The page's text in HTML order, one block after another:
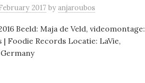
2017 by anjaroubos
Beeld: Maja de Veld, videomontage:
| Foodie Records Locatie: LaVie,